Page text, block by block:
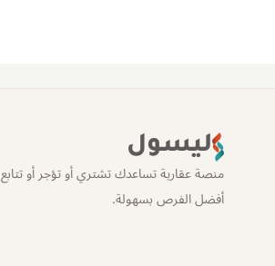
ليسول
منصة عقارية تساعدك تشتري أو تؤجر أو تتابع
أفضل الفرص بسهولة.